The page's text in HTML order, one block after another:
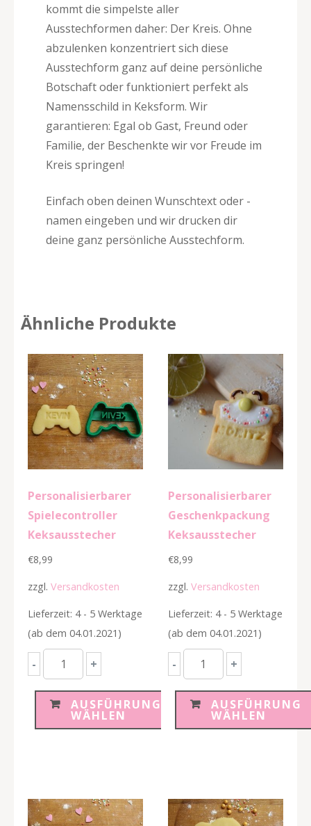
kommt die simpelste aller
Ausstechformen daher: Der Kreis. Ohne
abzulenken konzentriert sich diese
Ausstechform ganz auf deine persönliche
Botschaft oder funktioniert perfekt als
Namensschild in Keksform. Wir
garantieren: Egal ob Gast, Freund oder
Familie, der Beschenkte wir vor Freude im
Kreis springen!
Einfach oben deinen Wunschtext oder -
namen eingeben und wir drucken dir
deine ganz persönliche Ausstechform.
Ähnliche Produkte
Personalisierbarer
Spielecontroller
Keksausstecher
€8,99
zzgl. Versandkosten
Lieferzeit: 4 - 5 Werktage
(ab dem 04.01.2021)
-
Personalisierbarer
Spielecontroller
Keksausstecher
Menge
+
AUSFÜHRUNG
WÄHLEN
Personalisierbarer
Geschenkpackung
Keksausstecher
€8,99
zzgl. Versandkosten
Lieferzeit: 4 - 5 Werktage
(ab dem 04.01.2021)
-
Personalisierbarer
Geschenkpackung
Keksausstecher
Menge
+
AUSFÜHRUNG
WÄHLEN